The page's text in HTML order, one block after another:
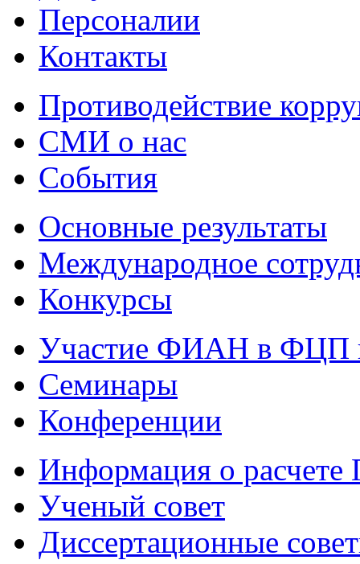
Персоналии
Контакты
Противодействие
СМИ о нас
События
Основные результаты
Международное
Конкурсы
Участие ФИАН в ФЦП
Семинары
Конференции
Информация о
Ученый совет
Диссертационные